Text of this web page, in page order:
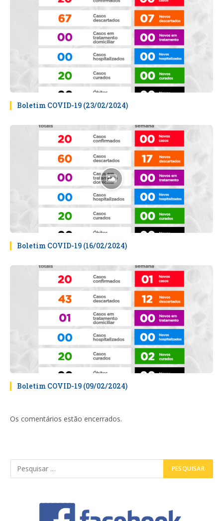
Boletim COVID-19 (23/02/2024)
Boletim COVID-19 (16/02/2024)
Boletim COVID-19 (09/02/2024)
Os comentários estão encerrados.